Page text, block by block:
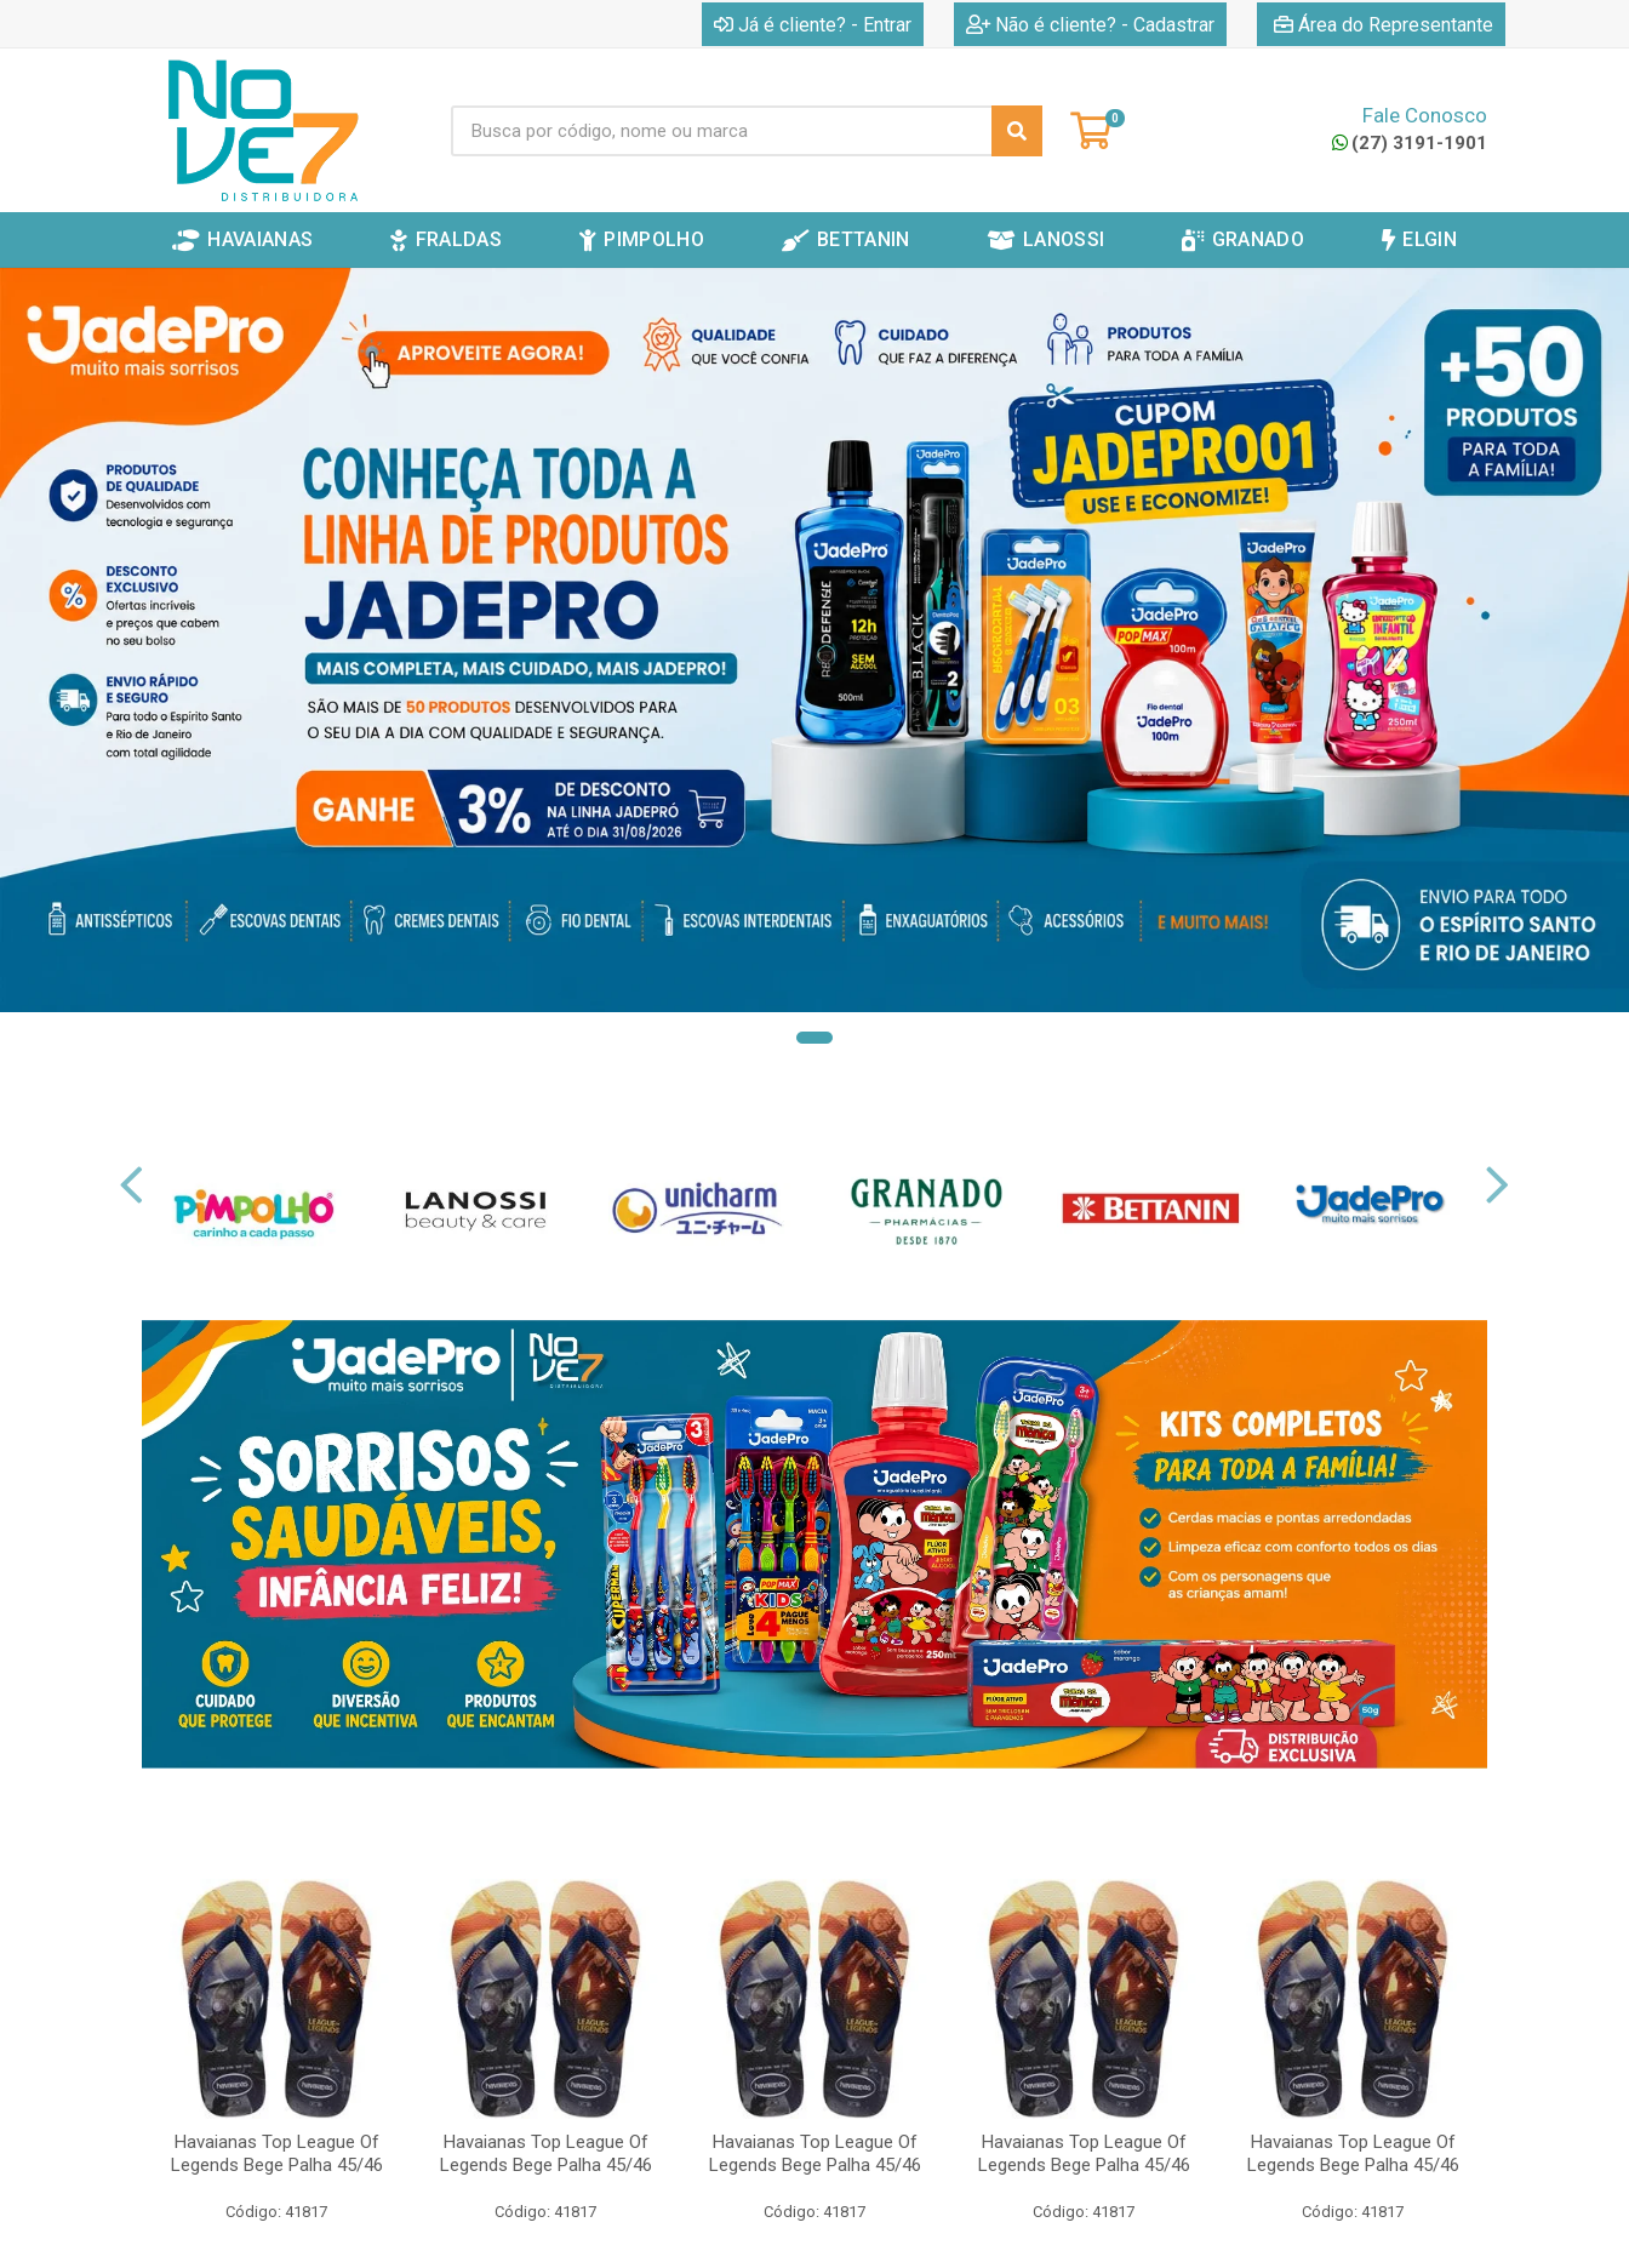
Já é cliente? - Entrar Não é cliente? - Cadastrar Área do Representante
0 Fale Conosco
(27) 3191-1901
HAVAIANAS FRALDAS PIMPOLHO BETTANIN LANOSSI GRANADO ELGIN
Havaianas Top League Of
Legends Bege Palha 45/46
Código: 41817
Havaianas Top League Of
Legends Bege Palha 45/46
Código: 41817
Havaianas Top League Of
Legends Bege Palha 45/46
Código: 41817
Havaianas Top League Of
Legends Bege Palha 45/46
Código: 41817
Havaianas Top League Of
Legends Bege Palha 45/46
Código: 41817